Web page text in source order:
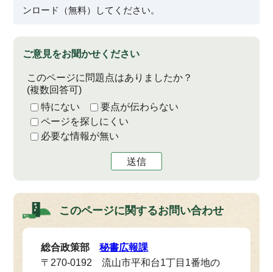
ンロード（無料）してください。
ご意見をお聞かせください
このページに問題点はありましたか？
(複数回答可)
特にない
要点が伝わらない
ページを探しにくい
必要な情報が無い
送信
このページに関するお問い合わせ
総合政策部秘書広報課
〒270-0192 流山市平和台1丁目1番地の